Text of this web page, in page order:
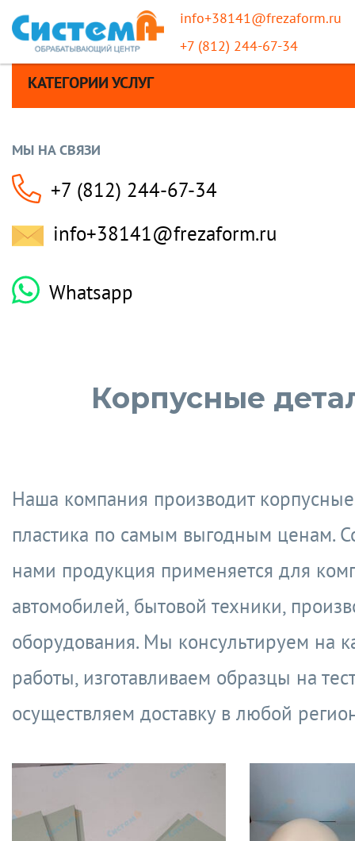
info+38141@frezaform.ru
+7 (812) 244-67-34
КАТЕГОРИИ УСЛУГ
МЫ НА СВЯЗИ
+7 (812) 244-67-34
info+38141@frezaform.ru
Whatsapp
Корпусные
Наша компания производит
пластика по самым выгодным ценам.
нами продукция применяется для
автомобилей, бытовой техники,
оборудования. Мы консультируем на
работы, изготавливаем образцы на
осуществляем доставку в любой